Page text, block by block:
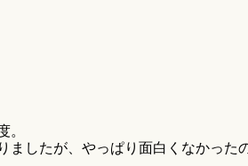
。
ましたが、やっぱり面白くなかった